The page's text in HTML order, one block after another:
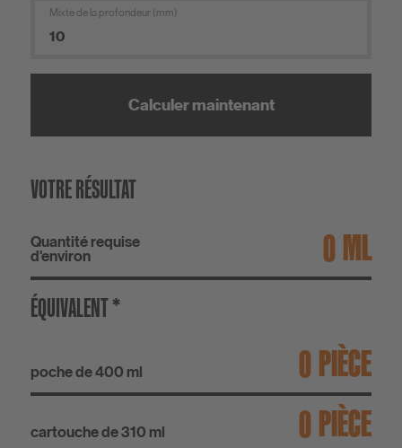
Mixte de la profondeur (mm)
Calculer maintenant
VOTRE RÉSULTAT
Quantité requise
d'environ ML
ÉQUIVALENT *
poche de 400 ml PIÈCE
cartouche de 310 ml PIÈCE